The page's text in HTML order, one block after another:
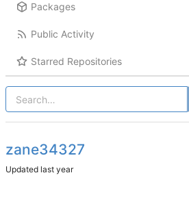
Packages
Public Activity
Starred Repositories
zane34327
Updated